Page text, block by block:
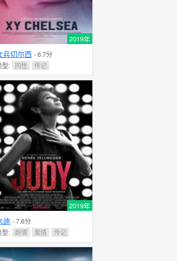
2019年
兵切尔西 - 6.7分
型:
同性 传记
2019年
迪 - 7.6分
型: 剧情 爱情 传记